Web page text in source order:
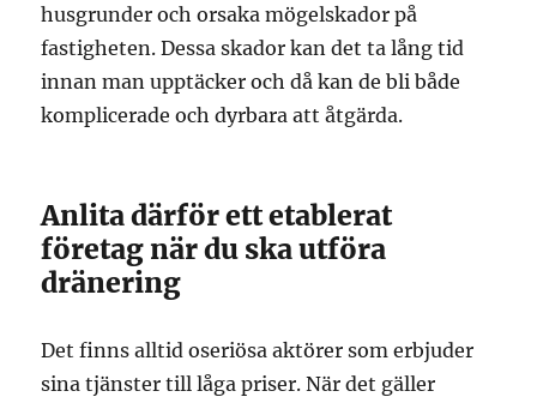
husgrunder och orsaka mögelskador på
fastigheten. Dessa skador kan det ta lång tid
innan man upptäcker och då kan de bli både
komplicerade och dyrbara att åtgärda.
Anlita därför ett etablerat
företag när du ska utföra
dränering
Det finns alltid oseriösa aktörer som erbjuder
sina tjänster till låga priser. När det gäller